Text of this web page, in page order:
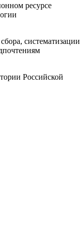
ресурсе
систематизации
Российской